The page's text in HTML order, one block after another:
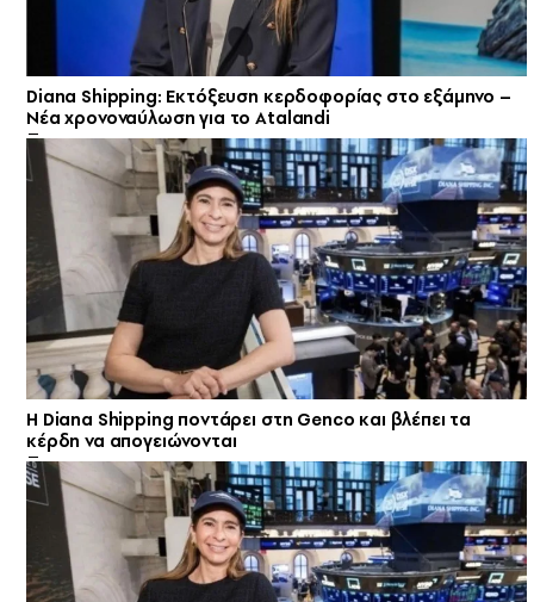
Diana Shipping: Εκτόξευση κερδοφορίας στο εξάμηνο –
Νέα χρονοναύλωση για το Atalandi
Η Diana Shipping ποντάρει στη Genco και βλέπει τα
κέρδη να απογειώνονται